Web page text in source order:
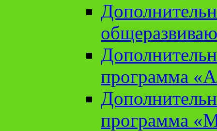
программа
программа